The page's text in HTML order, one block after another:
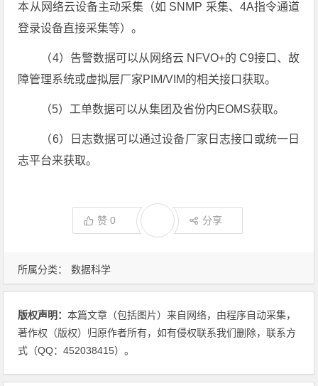
本从网络云设备主动采集（如 SNMP 采集、4A指令通道
登录设备直接采集等）。
（4）告警数据可以从网络云 NFVO+的 C9接口、故
障管理系统或虚拟层厂家PIM/VIM的相关接口获取。
（5）工单数据可以从集团及省份内EOMS获取。
（6）日志数据可以通过设备厂家日志接口或统一日
志平台来获取。
赞0 分享
所属分类： 数据科学
版权声明：本篇文章（包括图片）来自网络，由程序自动采集，
著作权（版权）归原作者所有，如有侵权联系我们删除，联系方
式（QQ：452038415）。